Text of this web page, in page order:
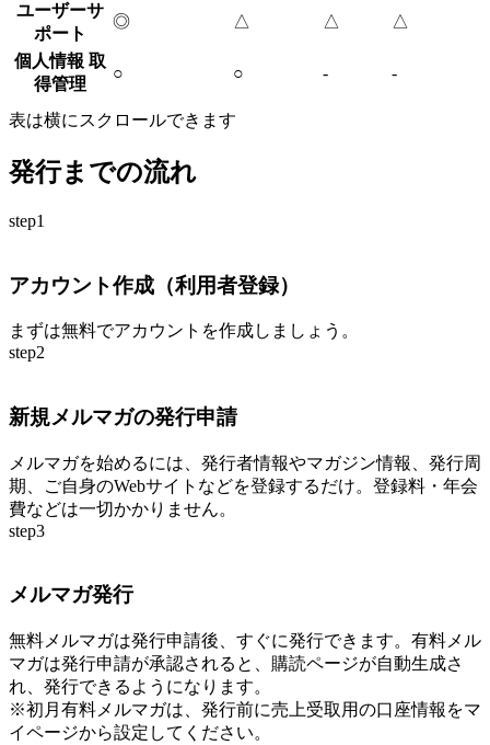
ユーザーサ
ポート
◎ △ △ △
個人情報 取
得管理
○ ○ - -
表は横にスクロールできます
発行までの流れ
step1
アカウント作成（利用者登録）
まずは無料でアカウントを作成しましょう。
step2
新規メルマガの発行申請
メルマガを始めるには、発行者情報やマガジン情報、発行周
期、ご自身のWebサイトなどを登録するだけ。登録料・年会
費などは一切かかりません。
step3
メルマガ発行
無料メルマガは発行申請後、すぐに発行できます。有料メル
マガは発行申請が承認されると、購読ページが自動生成さ
れ、発行できるようになります。
※初月有料メルマガは、発行前に売上受取用の口座情報をマ
イページから設定してください。